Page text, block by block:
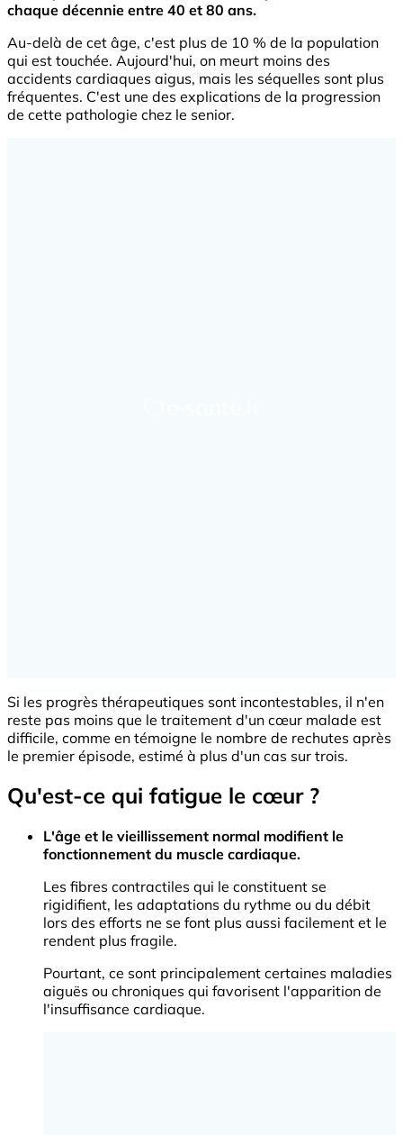
chaque décennie entre 40 et 80 ans.
Au-delà de cet âge, c'est plus de 10 % de la population
qui est touchée. Aujourd'hui, on meurt moins des
accidents cardiaques aigus, mais les séquelles sont plus
fréquentes. C'est une des explications de la progression
de cette pathologie chez le senior.
Si les progrès thérapeutiques sont incontestables, il n'en
reste pas moins que le traitement d'un cœur malade est
difficile, comme en témoigne le nombre de rechutes après
le premier épisode, estimé à plus d'un cas sur trois.
Qu'est-ce qui fatigue le cœur ?
L'âge et le vieillissement normal modifient le
fonctionnement du muscle cardiaque.
Les fibres contractiles qui le constituent se
rigidifient, les adaptations du rythme ou du débit
lors des efforts ne se font plus aussi facilement et le
rendent plus fragile.
Pourtant, ce sont principalement certaines maladies
aiguës ou chroniques qui favorisent l'apparition de
l'insuffisance cardiaque.